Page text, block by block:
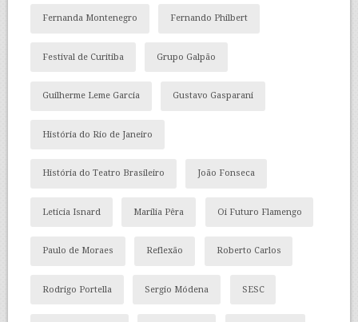
Fernanda Montenegro Fernando Philbert
Festival de Curitiba Grupo Galpão
Guilherme Leme Garcia Gustavo Gasparani
História do Rio de Janeiro
História do Teatro Brasileiro João Fonseca
Letícia Isnard Marília Pêra Oi Futuro Flamengo
Paulo de Moraes Reflexão Roberto Carlos
Rodrigo Portella Sergio Módena SESC